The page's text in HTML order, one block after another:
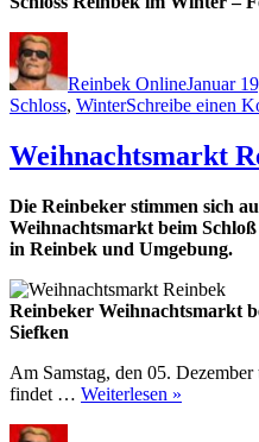
Reinbek OnlineJanuar
Schloss, WinterSchreibe einen
Weihnachtsmarkt
Die Reinbeker stimmen sich
Weihnachtsmarkt beim
in Reinbek und Umgebung.
Reinbeker Weihnachtsmarkt
Siefken
Am Samstag, den 05.
findet … Weiterlesen »